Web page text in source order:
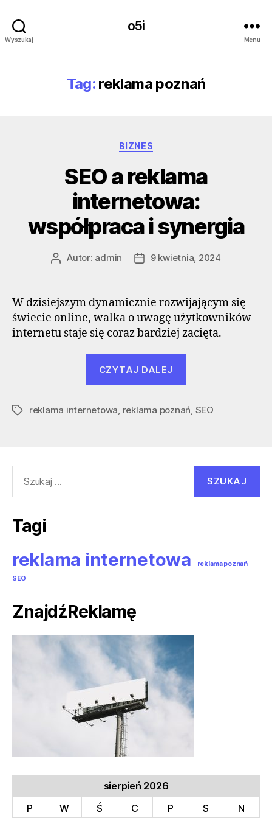
Wyszukaj
o5i
Menu
Tag: reklama poznań
Kategorie
BIZNES
SEO a reklama
internetowa:
współpraca i synergia
AutorAutor: admin
Data9 kwietnia, 2024
W dzisiejszym dynamicznie rozwijającym się
świecie online, walka o uwagę użytkowników
internetu staje się coraz bardziej zacięta.
CZYTAJ DALEJ
internetowa:
Tagireklama internetowa, reklama poznań, SEO
Tagi
reklama internetowa
reklama poznań
SEO
ZnajdźReklamę
sierpień 2026
P
W Ś C P S N